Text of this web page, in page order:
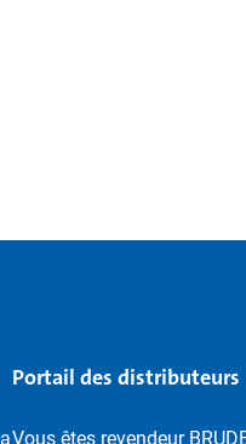
Portail des distributeurs
Vous êtes revendeur